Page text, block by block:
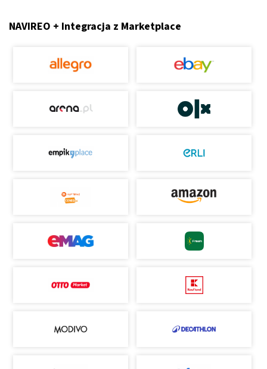
NAVIREO + Integracja z Marketplace